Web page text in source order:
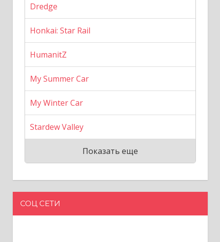
Dredge
Honkai: Star Rail
HumanitZ
My Summer Car
My Winter Car
Stardew Valley
Показать еще
СОЦ СЕТИ